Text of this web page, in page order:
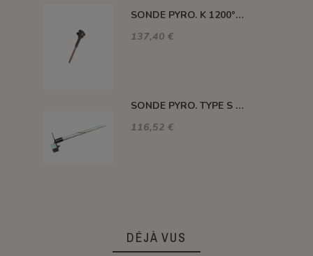
SONDE PYRO. K 1200° 220MM AVEC TETE
137,40 €
SONDE PYRO. TYPE S 1400° 120MM SANS TETE
116,52 €
DÉJÀ VUS